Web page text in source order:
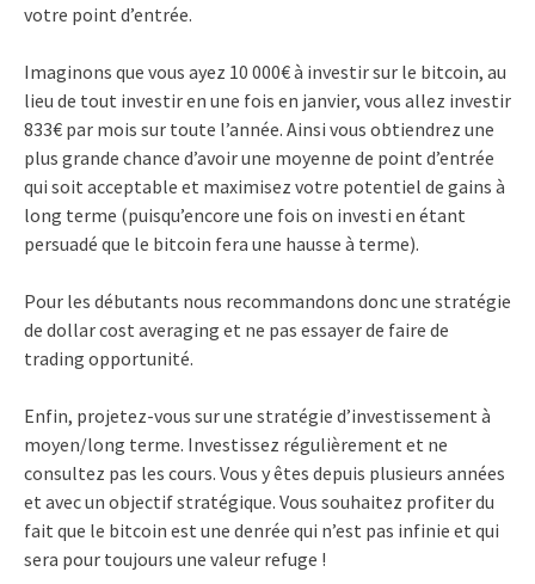
votre point d’entrée.
Imaginons que vous ayez 10 000€ à investir sur le bitcoin, au
lieu de tout investir en une fois en janvier, vous allez investir
833€ par mois sur toute l’année. Ainsi vous obtiendrez une
plus grande chance d’avoir une moyenne de point d’entrée
qui soit acceptable et maximisez votre potentiel de gains à
long terme (puisqu’encore une fois on investi en étant
persuadé que le bitcoin fera une hausse à terme).
Pour les débutants nous recommandons donc une stratégie
de dollar cost averaging et ne pas essayer de faire de
trading opportunité.
Enfin, projetez-vous sur une stratégie d’investissement à
moyen/long terme. Investissez régulièrement et ne
consultez pas les cours. Vous y êtes depuis plusieurs années
et avec un objectif stratégique. Vous souhaitez profiter du
fait que le bitcoin est une denrée qui n’est pas infinie et qui
sera pour toujours une valeur refuge !